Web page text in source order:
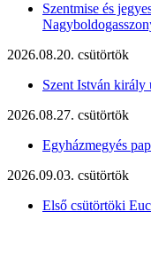
Szentmise és
2026.08.20. csütörtök
Szent István király
2026.08.27. csütörtök
Egyházmegyés
2026.09.03. csütörtök
Első csütörtöki